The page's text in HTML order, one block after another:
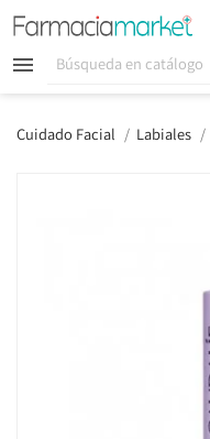
 
Cuidado Facial Labiales